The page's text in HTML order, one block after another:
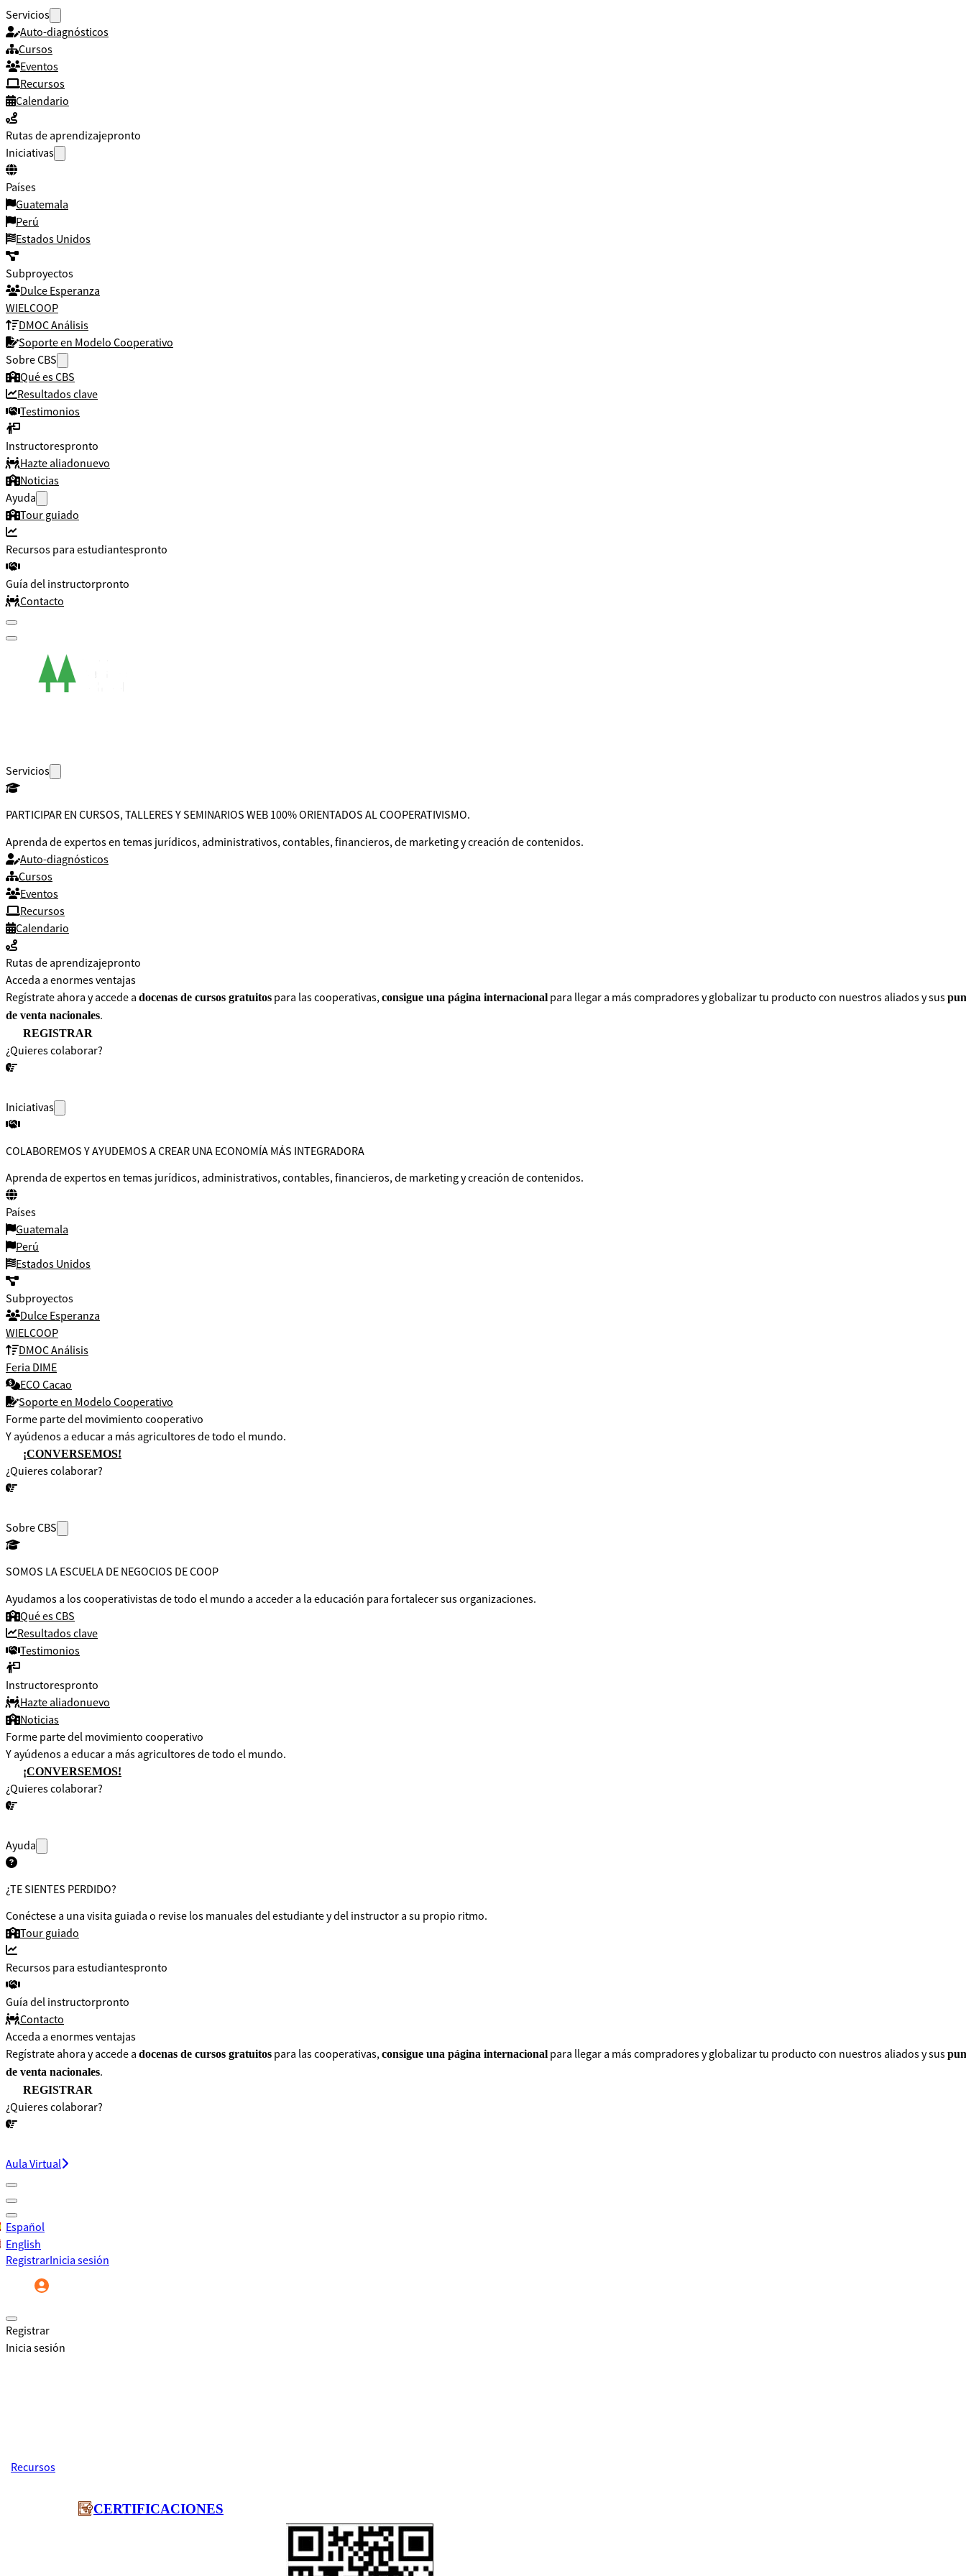
Servicios
Auto-diagnósticos
Cursos
Eventos
Recursos
Calendario
Rutas de aprendizajepronto
Iniciativas
Países
Guatemala
Perú
Estados Unidos
Subproyectos
Dulce Esperanza
WIELCOOP
DMOC Análisis
Soporte en Modelo Cooperativo
Sobre CBS
Qué es CBS
Resultados clave
Testimonios
Instructorespronto
Hazte aliadonuevo
Noticias
Ayuda
Tour guiado
Recursos para estudiantespronto
Guía del instructorpronto
Contacto
Servicios
PARTICIPAR EN CURSOS, TALLERES Y SEMINARIOS WEB 100% ORIENTADOS AL COOPERATIVISMO.
Aprenda de expertos en temas jurídicos, administrativos, contables, financieros, de marketing y creación de contenidos.
Auto-diagnósticos
Cursos
Eventos
Recursos
Calendario
Rutas de aprendizajepronto
Acceda a enormes ventajas
Regístrate ahora y accede a docenas de cursos gratuitos para las cooperativas, consigue una página internacional para llegar a más compradores y globalizar tu producto con nuestros aliados y sus
de venta nacionales.
REGISTRAR
¿Quieres colaborar?
Iniciativas
COLABOREMOS Y AYUDEMOS A CREAR UNA ECONOMÍA MÁS INTEGRADORA
Aprenda de expertos en temas jurídicos, administrativos, contables, financieros, de marketing y creación de contenidos.
Países
Guatemala
Perú
Estados Unidos
Subproyectos
Dulce Esperanza
WIELCOOP
DMOC Análisis
Feria DIME
ECO Cacao
Soporte en Modelo Cooperativo
Forme parte del movimiento cooperativo
Y ayúdenos a educar a más agricultores de todo el mundo.
¡CONVERSEMOS!
¿Quieres colaborar?
Sobre CBS
SOMOS LA ESCUELA DE NEGOCIOS DE COOP
Ayudamos a los cooperativistas de todo el mundo a acceder a la educación para fortalecer sus organizaciones.
Qué es CBS
Resultados clave
Testimonios
Instructorespronto
Hazte aliadonuevo
Noticias
Forme parte del movimiento cooperativo
Y ayúdenos a educar a más agricultores de todo el mundo.
¡CONVERSEMOS!
¿Quieres colaborar?
Ayuda
¿TE SIENTES PERDIDO?
Conéctese a una visita guiada o revise los manuales del estudiante y del instructor a su propio ritmo.
Tour guiado
Recursos para estudiantespronto
Guía del instructorpronto
Contacto
Acceda a enormes ventajas
Regístrate ahora y accede a docenas de cursos gratuitos para las cooperativas, consigue una página internacional para llegar a más compradores y globalizar tu producto con nuestros aliados y sus
de venta nacionales.
REGISTRAR
¿Quieres colaborar?
Aula Virtual
Español
English
RegistrarInicia sesión
Registrar
Inicia sesión
Inicio
Recursos
CERTIFICACIONES